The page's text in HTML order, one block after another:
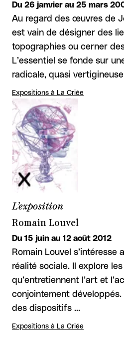
Du 26 janvier au 25 mars
Au regard des œuvres de
est vain de désigner des
topographies ou cerner
L’essentiel se fonde sur
radicale, quasi
Expositions à La Criée
L’exposition
Romain Louvel
Du 15 juin au 12 août 2012
Romain Louvel s’intéresse
réalité sociale. Il explore
qu’entretiennent l’art et
conjointement
des dispositifs …
Expositions à La Criée